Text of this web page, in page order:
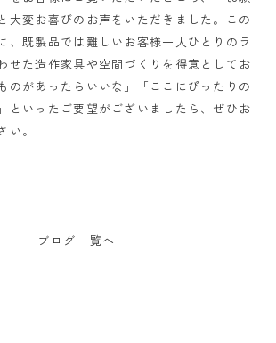
大変お喜びのお声をいただきました。この
、既製品では難しいお客様一人ひとりのラ
せた造作家具や空間づくりを得意としてお
のがあったらいいな」「ここにぴったりの
といったご要望がございましたら、ぜひお
。
ブログ一覧へ